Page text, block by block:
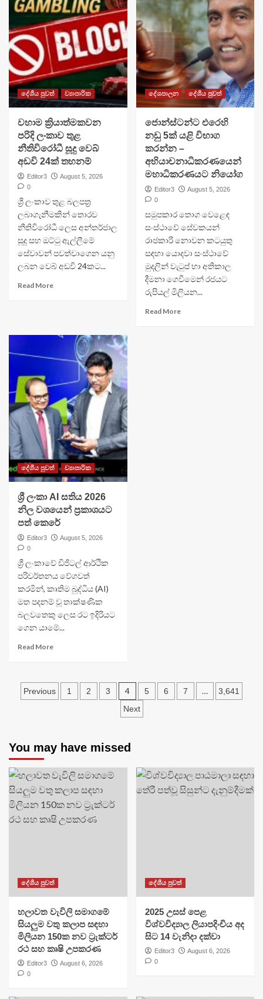
දේශීය පුවත් ව්‍යාපාරික
වහාම ක්‍රියාත්මකවන
පරිදි ලංකාව තුළ
නීතිවිරෝධී සූදු වෙබ්
අඩවි 24ක් තහනම්
Editor3
August 5, 2026
0
ශ්‍රී ලංකාව තුළ බලපත්‍ර
ලබාගැනීමකින් තොරව
නීතිවිරෝධී ලෙස අන්තර්ජාල
සූදු සහ ඔට්ටු ඇල්ලීමේ
සේවාවන් පවත්වාගෙන යනු
ලබන වෙබ් අඩවි 24කට...
Read More
දේශපාලන දේශීය පුවත්
ජොන්ස්ටන්ට එරෙහි
නඩු 5ක් යළි විභාග
කරන්න –
අභියාචනාධිකරණයෙන්
මහාධිකරණයට නියෝග
Editor3
August 5, 2026
0
සමුපකාර තොග වෙළෙඳ
සංස්ථාවේ සේවකයන්
රාජකාරි නොවන කටයුතු
සඳහා යොදවා සංස්ථාවේ
මුදලින් වැටුප් හා අතිකාල
දීමනා ගෙවීමෙන් රජයට
රුපියල් මිලියන...
Read More
දේශීය පුවත් ව්‍යාපාරික
ශ්‍රී ලංකා AI සතිය 2026
නිල වශයෙන් ප්‍රකාශයට
පත් කෙරේ
Editor3
August 5, 2026
0
ශ්‍රී ලංකාවේ ඩිජිටල් ආර්ථික
පරිවර්තනය වේගවත්
කරමින්, කෘතිම බුද්ධිය (AI)
මත පදනම් වූ තාක්ෂණික
බලවතෙකු ලෙස රට ඉදිරියට
ගෙන යාමේ...
Read More
Posts
Previous 1 2 3 4 5 6 7 …
3,641
Next
You may have missed
දේශීය පුවත්
හලාවත වැවිලි සමාගමේ
සියලුම වතු කලාප සඳහා
මිලියන 150ක නව ට්‍රැක්ටර්
රථ සහ කෘෂි උපකරණ
Editor3
August 6, 2026
0
දේශීය පුවත්
​2025 උසස් පෙළ
විශ්වවිද්‍යාල ලියාපදිංචිය අද
සිට 14 වැනිදා දක්වා
Editor3
August 6, 2026
0